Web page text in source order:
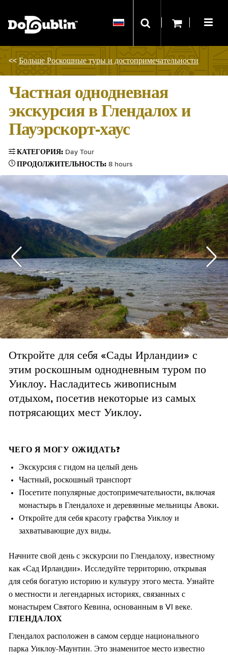
<< Больше Роскошные туры и достопримечательности
Частная однодневная
экскурсия в Глендалох и
Пауэрскорт-хаус
КАТЕГОРИЯ: Day Tour
ПРОДОЛЖИТЕЛЬНОСТЬ: 8 hours
Откройте для себя «Сады Ирландии» с
этим роскошным однодневным туром по
Уиклоу. Насладитесь живописным
отдыхом, посетив некоторые из самых
потрясающих мест Уиклоу.
ЧЕГО Я МОГУ ОЖИДАТЬ?
Экскурсия с гидом на целый день
Частный, роскошный транспорт
Посетите популярные достопримечательности, включая
монастырь в Глендалохе и деревянные мельницы Авоки.
Откройте для себя красоту графства Уиклоу и
захватывающие дух виды.
Начните свой день с экскурсии по Глендалоху, известному
как «Сад Ирландии». Исследуйте территорию, открывая
для себя богатую историю и культуру этого места. Узнайте
о местности и легендарных историях, связанных с
монастырем Святого Кевина, основанным в VI веке.
ГЛЕНДАЛОХ
Глендалох расположен в самом сердце национального
парка Уиклоу-Маунтин. Это знаменитое место известно